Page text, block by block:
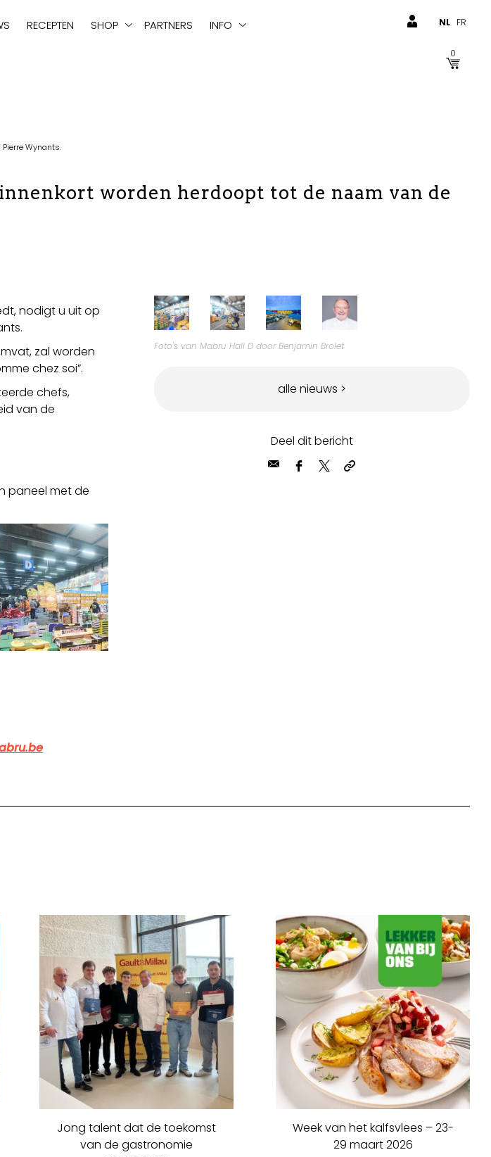
RECEPTEN SHOP PARTNERS INFO NL FR
0
Wynants.
worden herdoopt tot de naam van de
nodigt u uit op
zal worden
chez soi”.
chefs,
van de
paneel met de
Foto's van Mabru Hall D door Benjamin Brolet
alle nieuws >
Deel dit bericht
Jong talent dat de toekomst
van de gastronomie
Week van het kalfsvlees – 23-
29 maart 2026